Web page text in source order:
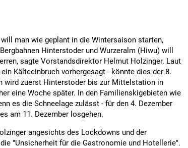
man wie geplant in die Wintersaison starten,
Hinterstoder und Wurzeralm (Hiwu) will
sagte Vorstandsdirektor Helmut Holzinger. Laut
Kälteeinbruch vorhergesagt - könnte dies der 8.
wird zuerst Hinterstoder bis zur Mittelstation in
eine Woche später. In den Familienskigebieten wie
es die Schneelage zulässt - für den 4. Dezember
am 11. Dezember losgehen.
angesichts des Lockdowns und der
"Unsicherheit für die Gastronomie und Hotellerie".